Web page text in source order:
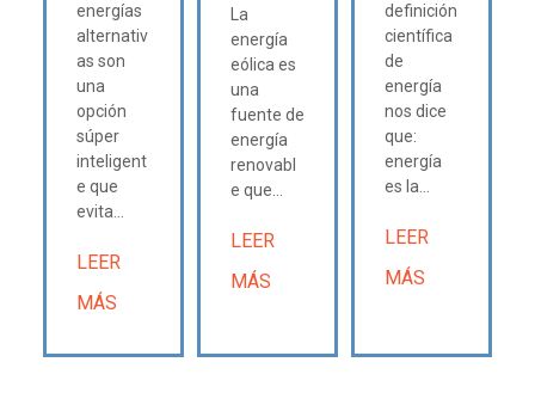
energías
alternativ
as son
una
opción
súper
inteligent
e que
evita...
LEER
MÁS
La
energía
eólica es
una
fuente de
energía
renovabl
e que...
LEER
MÁS
definición
científica
de
energía
nos dice
que:
energía
es la...
LEER
MÁS